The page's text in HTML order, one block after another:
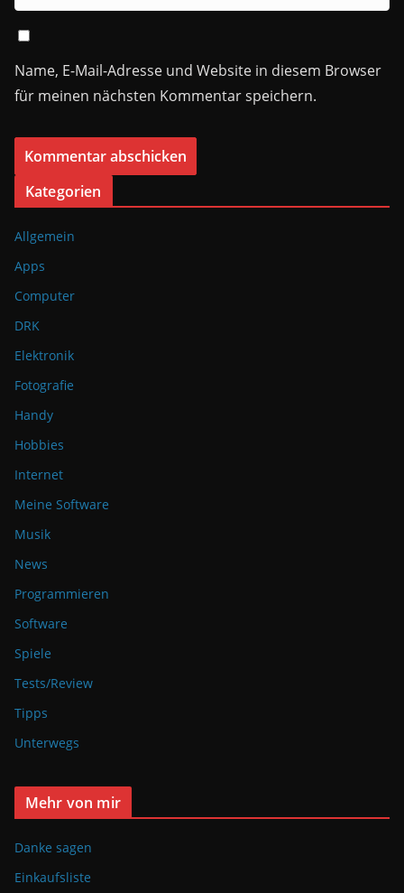
Name, E-Mail-Adresse und Website in diesem Browser
für meinen nächsten Kommentar speichern.
Kategorien
Allgemein
Apps
Computer
DRK
Elektronik
Fotografie
Handy
Hobbies
Internet
Meine Software
Musik
News
Programmieren
Software
Spiele
Tests/Review
Tipps
Unterwegs
Mehr von mir
Danke sagen
Einkaufsliste